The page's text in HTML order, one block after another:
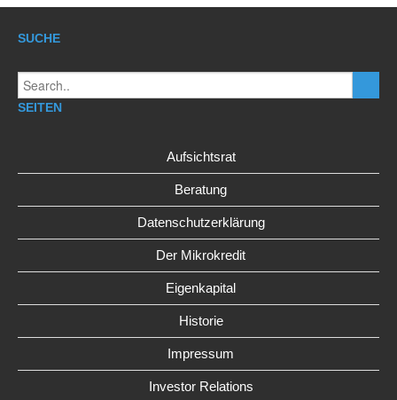
SUCHE
SEITEN
Aufsichtsrat
Beratung
Datenschutzerklärung
Der Mikrokredit
Eigenkapital
Historie
Impressum
Investor Relations